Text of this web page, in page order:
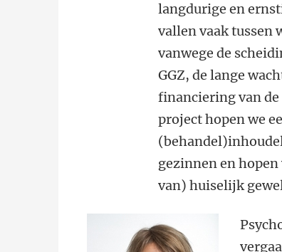
langdurige en
vallen vaak tussen
vanwege de
GGZ, de lange
financiering van de
project hopen we
gezinnen en hopen
van) huiselijk